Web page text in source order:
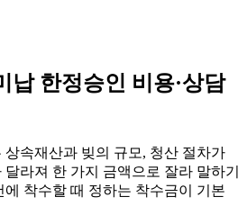
납 한정승인 비용·상담
속재산과 빚의 규모, 청산 절차가
라져 한 가지 금액으로 잘라 말하기
착수할 때 정하는 착수금이 기본